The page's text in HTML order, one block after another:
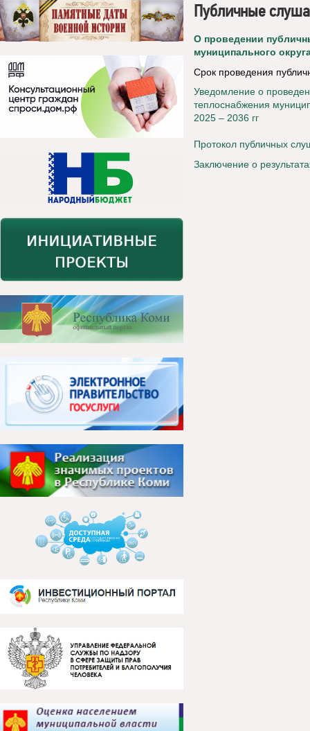
Публичные
О проведении
муниципального
Срок проведения
Уведомление о
теплоснабжения
2025 – 2036 гг
Протокол публичных
Заключение о